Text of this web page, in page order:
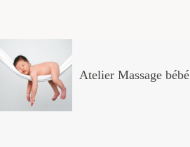
Atelier Massage bébé